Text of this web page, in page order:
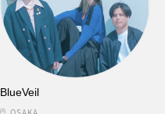
BlueVeil